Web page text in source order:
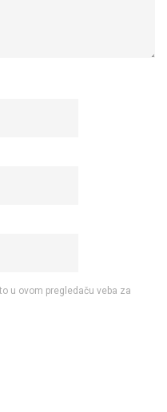
u ovom pregledaču veba za